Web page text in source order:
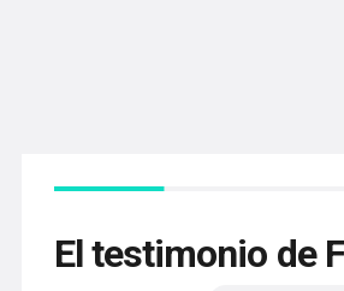
El testimonio de